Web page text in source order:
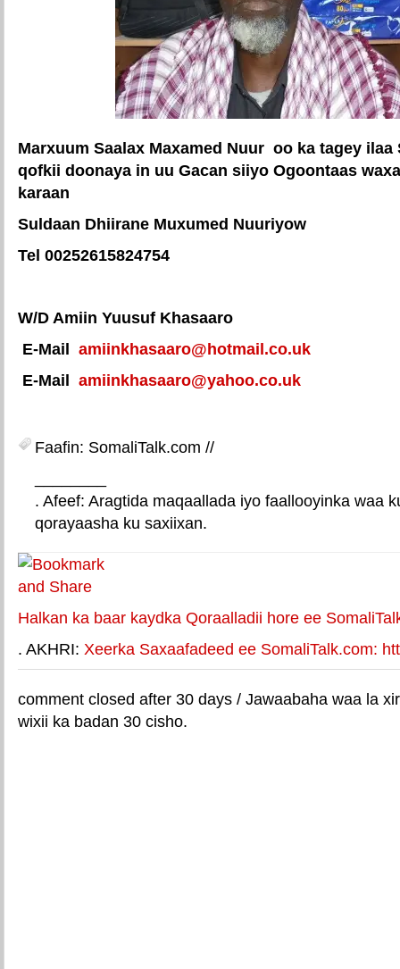
Marxuum Saalax Maxamed Nuur oo ka tagey ilaa
qofkii doonaya in uu Gacan siiyo Ogoontaas
karaan
Suldaan Dhiirane Muxumed Nuuriyow
Tel 00252615824754
W/D Amiin Yuusuf Khasaaro
E-Mail amiinkhasaaro@hotmail.co.uk
E-Mail amiinkhasaaro@yahoo.co.uk
Faafin: SomaliTalk.com //
. Afeef: Aragtida maqaallada iyo faallooyinka waa
qorayaasha ku saxiixan.
Halkan ka baar kaydka Qoraalladii hore ee
. AKHRI: Xeerka Saxaafadeed ee SomaliTalk.com:
comment closed after 30 days / Jawaabaha waa la
wixii ka badan 30 cisho.